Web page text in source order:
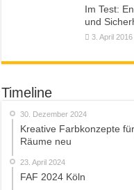
Im Test:
und
3. April 2016
Timeline
30. Dezember 2024
Kreative Farbkonzepte
Räume neu
23. April 2024
FAF 2024 Köln